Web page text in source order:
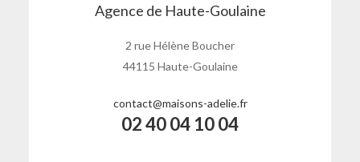
Agence de Haute-Goulaine
2 rue Hélène Boucher
44115 Haute-Goulaine
contact@maisons-adelie.fr
02 40 04 10 04